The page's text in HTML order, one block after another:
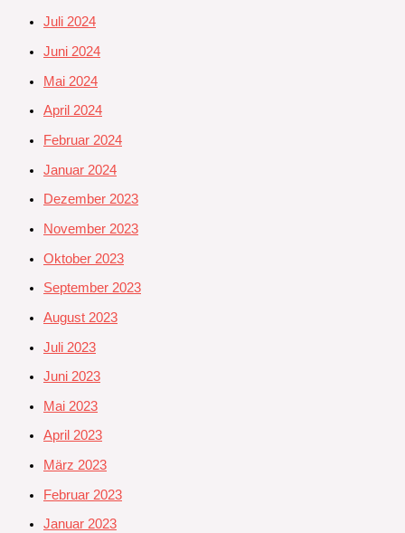
Juli 2024
Juni 2024
Mai 2024
April 2024
Februar 2024
Januar 2024
Dezember 2023
November 2023
Oktober 2023
September 2023
August 2023
Juli 2023
Juni 2023
Mai 2023
April 2023
März 2023
Februar 2023
Januar 2023